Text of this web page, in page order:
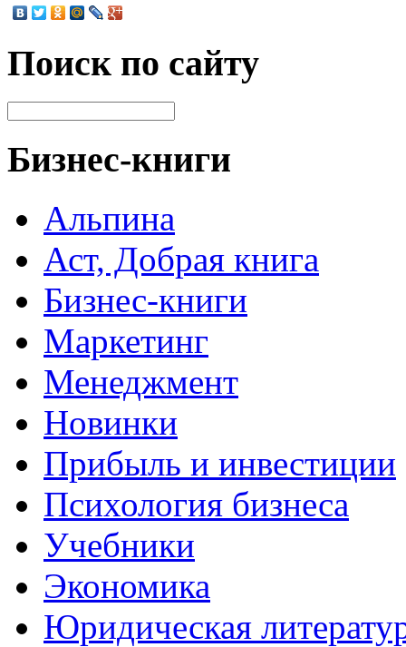
Поиск по сайту
Бизнес-книги
Альпина
Аст, Добрая книга
Бизнес-книги
Маркетинг
Менеджмент
Новинки
Прибыль и инвестиции
Психология бизнеса
Учебники
Экономика
Юридическая